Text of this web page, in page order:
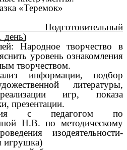
«Теремок»
день)
Народное творчество в
уровень ознакомления
творчеством.
информации, подбор
литературы,
игр, показа
презентации.
с педагогом по
Н.В. по методическому
изодеятельности-
игрушка)